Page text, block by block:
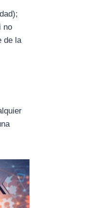
no
de la